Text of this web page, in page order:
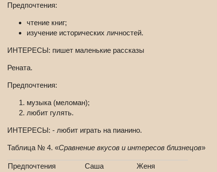
Предпочтения:
чтение книг;
изучение исторических личностей.
ИНТЕРЕСЫ: пишет маленькие рассказы
Рената.
Предпочтения:
музыка (меломан);
любит гулять.
ИНТЕРЕСЫ: - любит играть на пианино.
Таблица № 4. «Сравнение вкусов и интересов близнецов»
Предпочтения Саша
Женя